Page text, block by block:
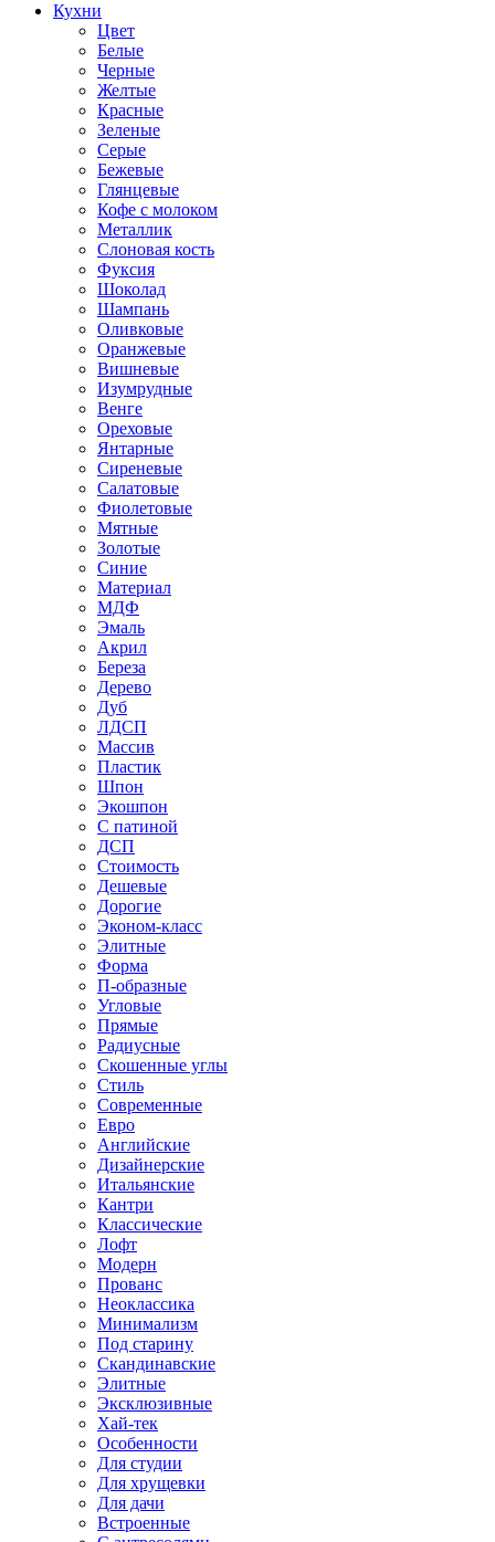
Кухни
Цвет
Белые
Черные
Желтые
Красные
Зеленые
Серые
Бежевые
Глянцевые
Кофе с молоком
Металлик
Слоновая кость
Фуксия
Шоколад
Шампань
Оливковые
Оранжевые
Вишневые
Изумрудные
Венге
Ореховые
Янтарные
Сиреневые
Салатовые
Фиолетовые
Мятные
Золотые
Синие
Материал
МДФ
Эмаль
Акрил
Береза
Дерево
Дуб
ЛДСП
Массив
Пластик
Шпон
Экошпон
С патиной
ДСП
Стоимость
Дешевые
Дорогие
Эконом-класс
Элитные
Форма
П-образные
Угловые
Прямые
Радиусные
Скошенные углы
Стиль
Современные
Евро
Английские
Дизайнерские
Итальянские
Кантри
Классические
Лофт
Модерн
Прованс
Неоклассика
Минимализм
Под старину
Скандинавские
Элитные
Эксклюзивные
Хай-тек
Особенности
Для студии
Для хрущевки
Для дачи
Встроенные